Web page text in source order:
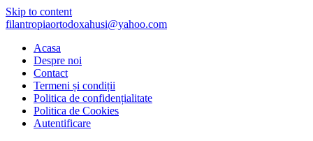
Skip to content
filantropiaortodoxahusi@yahoo.com
Acasa
Despre noi
Contact
Termeni și condiții
Politica de confidențialitate
Politica de Cookies
Autentificare